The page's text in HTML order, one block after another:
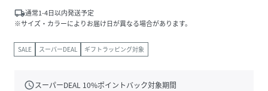
local_shipping通常1-4日以内発送予定
※サイズ・カラーによりお届け日が異なる場合があります。
SALE スーパーDEAL ギフトラッピング対象
scheduleスーパーDEAL 10%ポイントバック対象期間